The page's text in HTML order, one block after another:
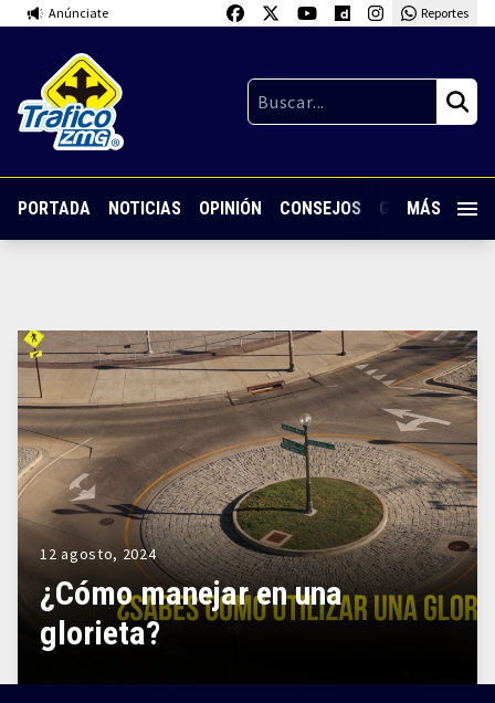
Anúnciate Reportes
PORTADA NOTICIAS OPINIÓN CONSEJOS GUARDIA
MÁS
12 agosto, 2024
¿Cómo manejar en una
glorieta?